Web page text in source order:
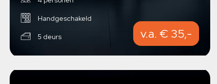
Handgeschakeld
5 deurs v.a. € 35,-